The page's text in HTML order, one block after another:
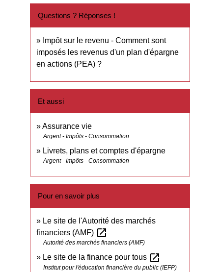
Questions ? Réponses !
Impôt sur le revenu - Comment sont
imposés les revenus d'un plan d'épargne
en actions (PEA) ?
Et aussi
Assurance vie
Argent - Impôts - Consommation
Livrets, plans et comptes d'épargne
Argent - Impôts - Consommation
Pour en savoir plus
Le site de l'Autorité des marchés
financiers (AMF) open_in_new
Autorité des marchés financiers (AMF)
Le site de la finance pour tous open_in_new
Institut pour l'éducation financière du public (IEFP)